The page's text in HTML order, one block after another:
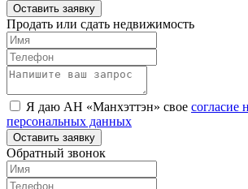
Оставить заявку
Продать или сдать недвижимость
Я даю АН «Манхэттэн» свое согласие
персональных данных
Оставить заявку
Обратный звонок